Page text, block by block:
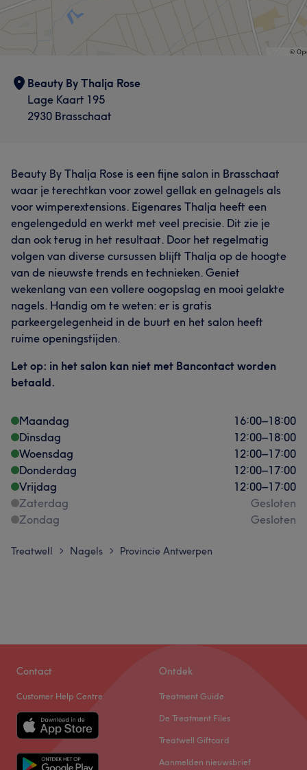
Beauty By Thalja Rose
Lage Kaart 195
2930 Brasschaat
Beauty By Thalja Rose is een fijne salon in Brasschaat
waar je terechtkan voor zowel gellak en gelnagels als
voor wimperextensions. Eigenares Thalja heeft een
engelengeduld en werkt met veel precisie. Dit zie je
dan ook terug in het resultaat. Door het regelmatig
volgen van diverse cursussen blijft Thalja op de hoogte
van de nieuwste trends en technieken. Geniet
wekenlang van een vollere oogopslag en mooi gelakte
nagels. Handig om te weten: er is gratis
parkeergelegenheid in de buurt en het salon heeft
ruime openingstijden.
Let op: in het salon kan niet met Bancontact worden
betaald.
Maandag 16:00–18:00
Dinsdag
12:00–18:00
Woensdag
12:00–17:00
Donderdag
12:00–17:00
Vrijdag
12:00–17:00
Zaterdag
Gesloten
Zondag
Gesloten
Treatwell > Nagels > Provincie Antwerpen
Contact
Customer Help Centre
Ontdek
Treatment Guide
De Treatment Files
Treatwell Giftcard
Aanmelden nieuwsbrief